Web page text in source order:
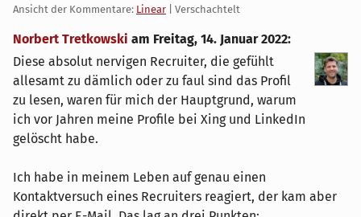
Ansicht der Kommentare: Linear | Verschachtelt
Norbert Tretkowski am Freitag, 14. Januar 2022:
Diese absolut nervigen Recruiter, die gefühlt
allesamt zu dämlich oder zu faul sind das Profil
zu lesen, waren für mich der Hauptgrund, warum
ich vor Jahren meine Profile bei Xing und LinkedIn
gelöscht habe.
Ich habe in meinem Leben auf genau einen
Kontaktversuch eines Recruiters reagiert, der kam aber